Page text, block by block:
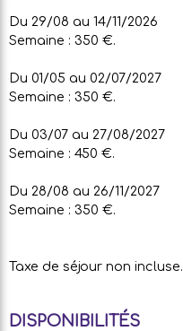
Du 29/08 au 14/11/2026
Semaine : 350 €.
Du 01/05 au 02/07/2027
Semaine : 350 €.
Du 03/07 au 27/08/2027
Semaine : 450 €.
Du 28/08 au 26/11/2027
Semaine : 350 €.
Taxe de séjour non incluse.
DISPONIBILITÉS